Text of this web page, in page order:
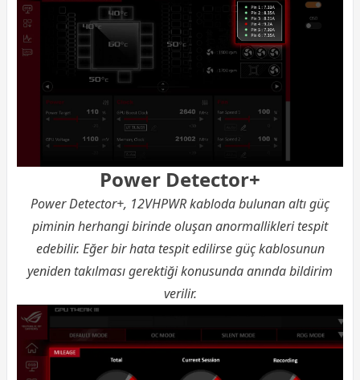
Power Detector+
Power Detector+, 12VHPWR kabloda bulunan altı güç
piminin herhangi birinde oluşan anormallikleri tespit
edebilir. Eğer bir hata tespit edilirse güç kablosunun
yeniden takılması gerektiği konusunda anında bildirim
verilir.